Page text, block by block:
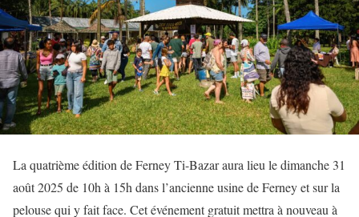
La quatrième édition de Ferney Ti-Bazar aura lieu le dimanche 31
août 2025 de 10h à 15h dans l’ancienne usine de Ferney et sur la
pelouse qui y fait face. Cet événement gratuit mettra à nouveau à